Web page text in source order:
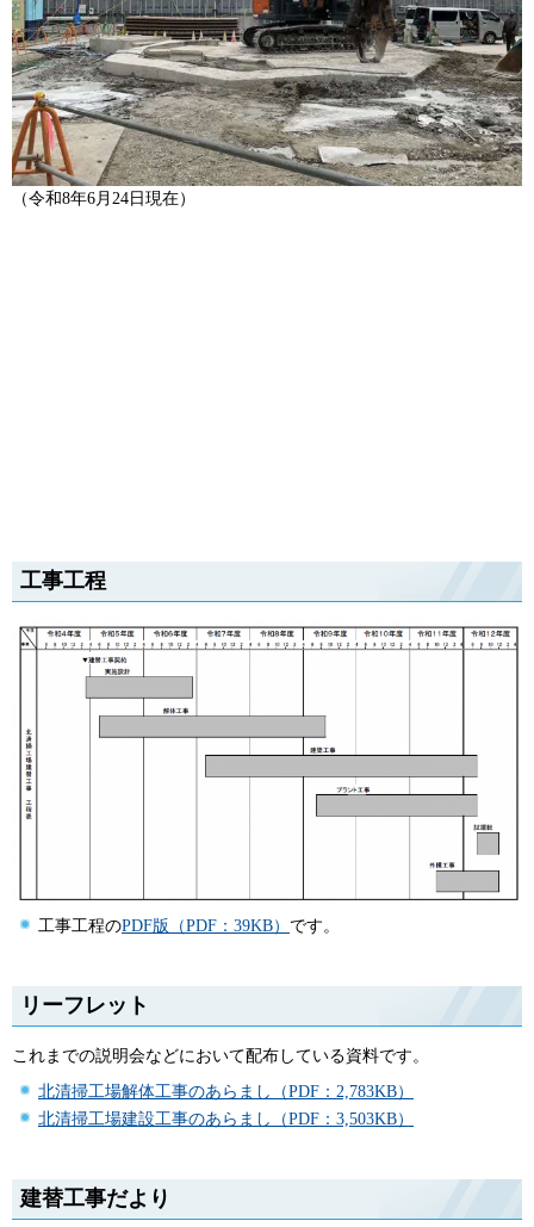
（令和8年6月24日現在）
工事工程
工事工程のPDF版（PDF：39KB） です。
リーフレット
これまでの説明会などにおいて配布している資料です。
北清掃工場解体工事のあらまし（PDF：2,783KB）
北清掃工場建設工事のあらまし（PDF：3,503KB）
建替工事だより